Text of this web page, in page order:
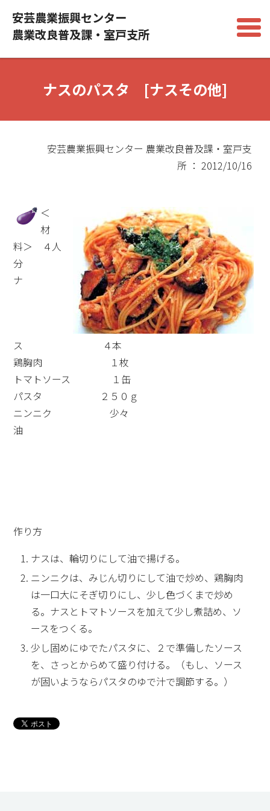
安芸農業振興センター
農業改良普及課・室戸支所
ナスのパスタ [ナスその他]
安芸農業振興センター 農業改良普及課・室戸支
所 ： 2012/10/16
＜
材
料＞ ４人
分
ナ
ス ４本
鶏胸肉 １枚
トマトソース １缶
パスタ ２５０ｇ
ニンニク 少々
油
作り方
ナスは、輪切りにして油で揚げる。
ニンニクは、みじん切りにして油で炒め、鶏胸肉
は一口大にそぎ切りにし、少し色づくまで炒め
る。ナスとトマトソースを加えて少し煮詰め、ソ
ースをつくる。
少し固めにゆでたパスタに、２で準備したソース
を、さっとからめて盛り付ける。（もし、ソース
が固いようならパスタのゆで汁で調節する。）